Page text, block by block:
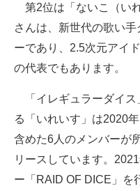
第2位は「ないこ（い
さんは、新世代の歌い
ーであり、2.5次元アイ
の代表でもあります。
「イレギュラーダイス
る「いれいす」は2020
含めた6人のメンバーが
リースしています。
ー「RAID OF DICE」を